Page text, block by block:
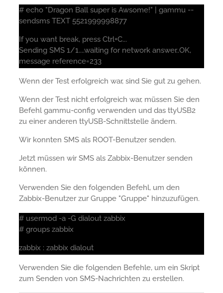
# echo "Dragon Ball super is Awsome!" | gammu --
sendsms TEXT 5521999998877
If you want break, press Ctrl+C...
Sending SMS 1/1....waiting for network answer..OK,
message reference=233
Wenn der Test erfolgreich war, sind Sie gut zu gehen.
Wenn der Test nicht erfolgreich war, müssen Sie den
Befehl gammu-config verwenden und das ttyUSB2
zu einer anderen ttyUSB-Schnittstelle ändern.
Wir konnten SMS als ROOT-Benutzer senden.
Jetzt müssen wir SMS als Zabbix-Benutzer senden
können.
Verwenden Sie den folgenden Befehl, um den
Zabbix-Benutzer zur Gruppe "Gruppe" hinzuzufügen.
# usermod -a -G dialout zabbix
# groups zabbix
zabbix : zabbix dialout
Verwenden Sie die folgenden Befehle, um ein Skript
zum Senden von SMS-Nachrichten zu erstellen.